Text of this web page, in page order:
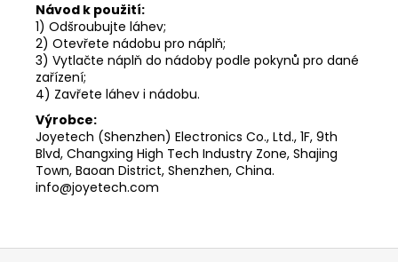
Návod k použití:
1) Odšroubujte láhev;
2) Otevřete nádobu pro náplň;
3) Vytlačte náplň do nádoby podle pokynů pro dané
zařízení;
4) Zavřete láhev i nádobu.
Výrobce:
Joyetech (Shenzhen) Electronics Co., Ltd., 1F, 9th
Blvd, Changxing High Tech Industry Zone, Shajing
Town, Baoan District, Shenzhen, China.
info@joyetech.com